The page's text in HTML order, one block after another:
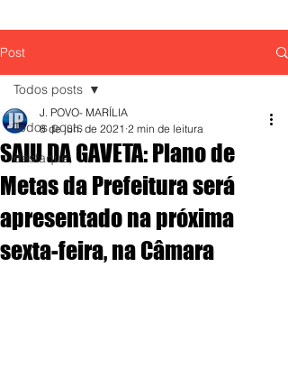
Post
Todos posts
destaque,
Todos posts
SAIU DA GAVETA: Plano de
Metas da Prefeitura será
apresentado na próxima
sexta-feira, na Câmara
J. POVO- MARÍLIA
8 de jun. de 2021 2 min de leitura